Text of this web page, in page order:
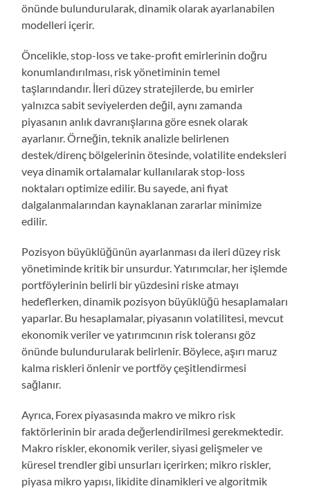
önünde bulundurularak, dinamik olarak ayarlanabilen
modelleri içerir.
Öncelikle, stop-loss ve take-profit emirlerinin doğru
konumlandırılması, risk yönetiminin temel
taşlarındandır. İleri düzey stratejilerde, bu emirler
yalnızca sabit seviyelerden değil, aynı zamanda
piyasanın anlık davranışlarına göre esnek olarak
ayarlanır. Örneğin, teknik analizle belirlenen
destek/direnç bölgelerinin ötesinde, volatilite endeksleri
veya dinamik ortalamalar kullanılarak stop-loss
noktaları optimize edilir. Bu sayede, ani fiyat
dalgalanmalarından kaynaklanan zararlar minimize
edilir.
Pozisyon büyüklüğünün ayarlanması da ileri düzey risk
yönetiminde kritik bir unsurdur. Yatırımcılar, her işlemde
portföylerinin belirli bir yüzdesini riske atmayı
hedeflerken, dinamik pozisyon büyüklüğü hesaplamaları
yaparlar. Bu hesaplamalar, piyasanın volatilitesi, mevcut
ekonomik veriler ve yatırımcının risk toleransı göz
önünde bulundurularak belirlenir. Böylece, aşırı maruz
kalma riskleri önlenir ve portföy çeşitlendirmesi
sağlanır.
Ayrıca, Forex piyasasında makro ve mikro risk
faktörlerinin bir arada değerlendirilmesi gerekmektedir.
Makro riskler, ekonomik veriler, siyasi gelişmeler ve
küresel trendler gibi unsurları içerirken; mikro riskler,
piyasa mikro yapısı, likidite dinamikleri ve algoritmik